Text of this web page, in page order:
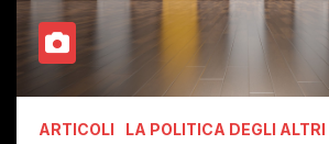
ARTICOLI LA POLITICA DEGLI ALTRI